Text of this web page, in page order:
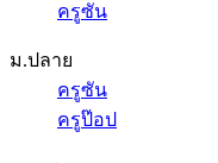
ครูซัน
ม.ปลาย
ครูซัน
ครูป๊อป